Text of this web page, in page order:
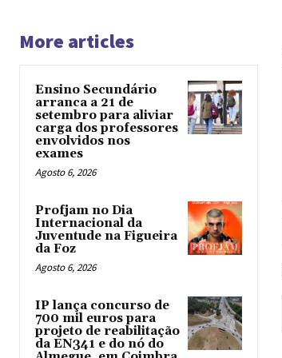
More articles
Ensino Secundário
arranca a 21 de
setembro para aliviar
carga dos professores
envolvidos nos
exames
Agosto 6, 2026
Profjam no Dia
Internacional da
Juventude na Figueira
da Foz
Agosto 6, 2026
IP lança concurso de
700 mil euros para
projeto de reabilitação
da EN341 e do nó do